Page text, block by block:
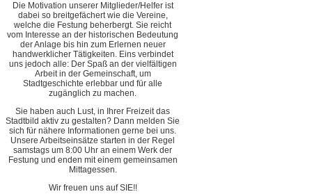
Die Motivation unserer Mitglieder/Helfer ist
dabei so breitgefächert wie die Vereine,
welche die Festung beherbergt. Sie reicht
vom Interesse an der historischen Bedeutung
der Anlage bis hin zum Erlernen neuer
handwerklicher Tätigkeiten. Eins verbindet
uns jedoch alle: Der Spaß an der vielfältigen
Arbeit in der Gemeinschaft, um
Stadtgeschichte erlebbar und für alle
zugänglich zu machen.
Sie haben auch Lust, in Ihrer Freizeit das
Stadtbild aktiv zu gestalten? Dann melden Sie
sich für nähere Informationen gerne bei uns.
Unsere Arbeitseinsätze starten in der Regel
samstags um 8:00 Uhr an einem Werk der
Festung und enden mit einem gemeinsamen
Mittagessen.
Wir freuen uns auf SIE!!